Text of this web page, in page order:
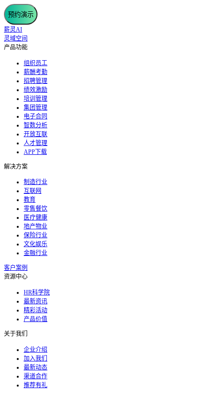
预约演示
薪灵AI
灵域空间
产品功能
组织员工
薪酬考勤
招聘管理
绩效激励
培训管理
集团管理
电子合同
智数分析
开放互联
人才管理
APP下载
解决方案
制造行业
互联网
教育
零售餐饮
医疗健康
地产物业
保险行业
文化娱乐
金融行业
客户案例
资源中心
HR科学院
最新资讯
精彩活动
产品价值
关于我们
企业介绍
加入我们
最新动态
渠道合作
推荐有礼